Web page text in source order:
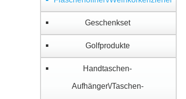
Geschenkset
Golfprodukte
Handtaschen-
Aufhänger\/Taschen-